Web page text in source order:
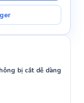
bị cắt dễ dàng